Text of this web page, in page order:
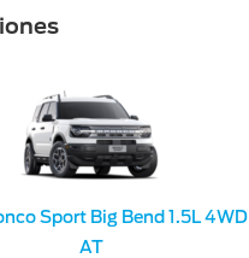
Sport Big Bend 1.5L 4WD
AT